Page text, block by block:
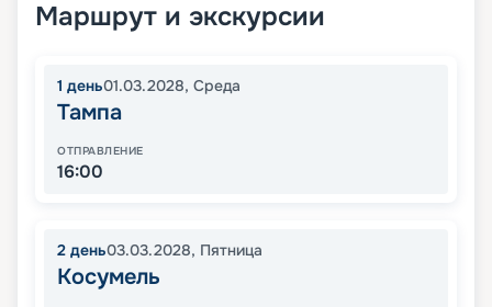
Маршрут и экскурсии
1 день01.03.2028, Среда
Тампа
ОТПРАВЛЕНИЕ
16:00
2 день03.03.2028, Пятница
Косумель